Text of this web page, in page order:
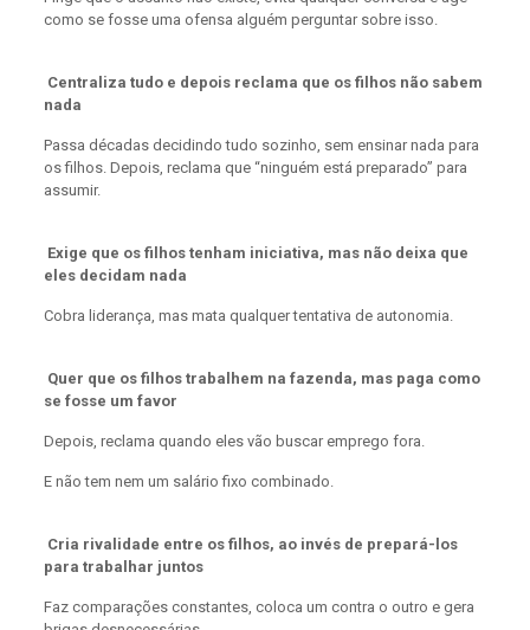
como se fosse uma ofensa alguém perguntar sobre isso.
Centraliza tudo e depois reclama que os filhos não sabem
nada
Passa décadas decidindo tudo sozinho, sem ensinar nada para
os filhos. Depois, reclama que “ninguém está preparado” para
assumir.
Exige que os filhos tenham iniciativa, mas não deixa que
eles decidam nada
Cobra liderança, mas mata qualquer tentativa de autonomia.
Quer que os filhos trabalhem na fazenda, mas paga como
se fosse um favor
Depois, reclama quando eles vão buscar emprego fora.
E não tem nem um salário fixo combinado.
Cria rivalidade entre os filhos, ao invés de prepará-los
para trabalhar juntos
Faz comparações constantes, coloca um contra o outro e gera